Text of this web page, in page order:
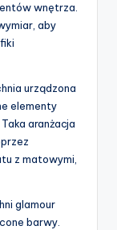
wnętrza.
aby
urządzona
elementy
aranżacja
z matowymi,
glamour
barwy.